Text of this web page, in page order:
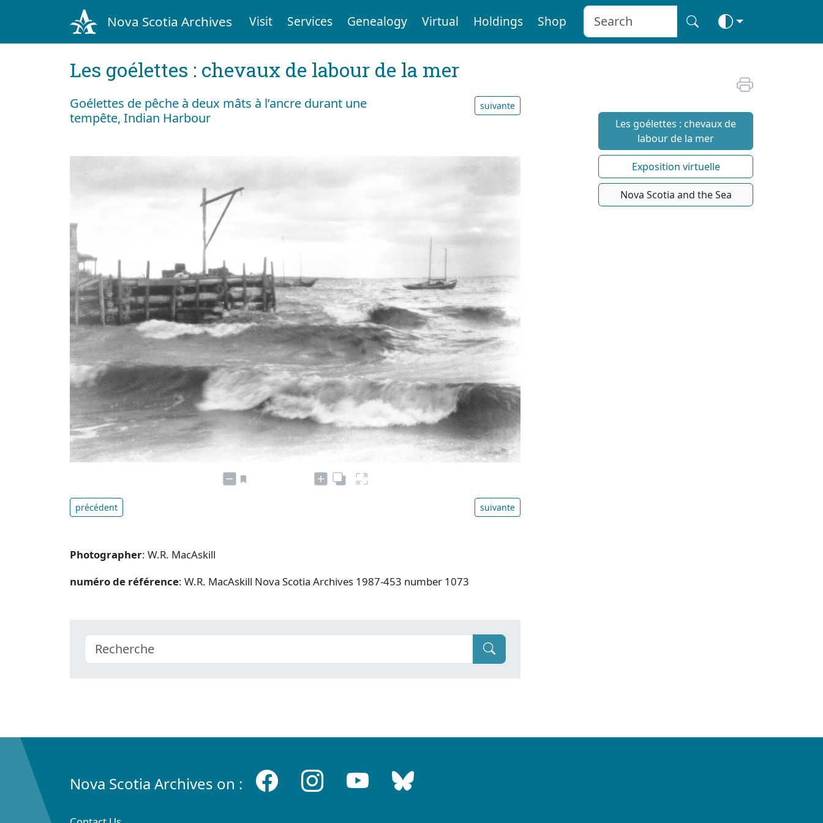
Nova Scotia Archives Visit Services Genealogy Virtual Holdings Shop
Les goélettes : chevaux de labour de la mer
Goélettes de pêche à deux mâts à l’ancre durant une
tempête, Indian Harbour
suivante
précédent suivante
Photographer: W.R. MacAskill
numéro de référence: W.R. MacAskill Nova Scotia Archives 1987-453 number 1073
Les goélettes : chevaux de
labour de la mer
Exposition virtuelle
Nova Scotia and the Sea
Nova Scotia Archives on :